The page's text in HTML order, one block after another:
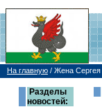
На главную / Жена Сергея
Разделы
новостей: